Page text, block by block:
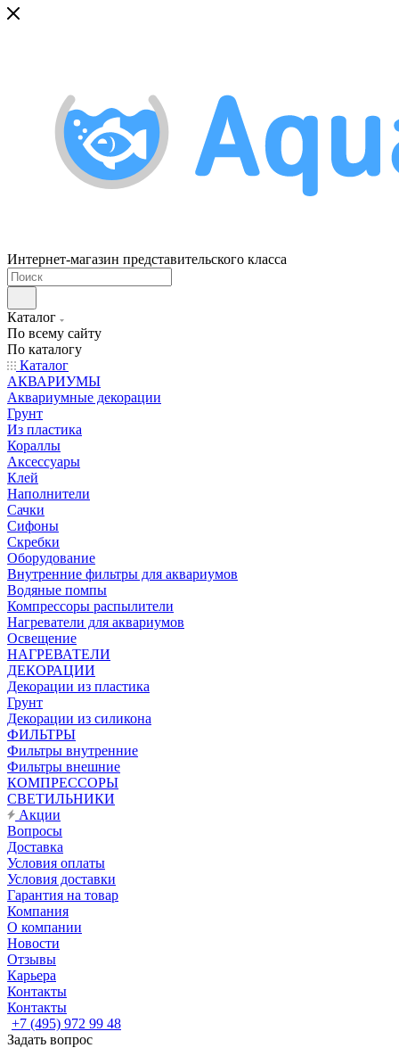
Интернет-магазин представительского класса
Каталог
По всему сайту
По каталогу
Каталог
АКВАРИУМЫ
Аквариумные декорации
Грунт
Из пластика
Кораллы
Аксессуары
Клей
Наполнители
Сачки
Сифоны
Скребки
Оборудование
Внутренние фильтры для аквариумов
Водяные помпы
Компрессоры распылители
Нагреватели для аквариумов
Освещение
НАГРЕВАТЕЛИ
ДЕКОРАЦИИ
Декорации из пластика
Грунт
Декорации из силикона
ФИЛЬТРЫ
Фильтры внутренние
Фильтры внешние
КОМПРЕССОРЫ
СВЕТИЛЬНИКИ
Акции
Вопросы
Доставка
Условия оплаты
Условия доставки
Гарантия на товар
Компания
О компании
Новости
Отзывы
Карьера
Контакты
Контакты
+7 (495) 972 99 48
Задать вопрос